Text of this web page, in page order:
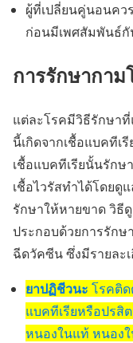
ผู้ที่เปลี่ยนคู่นอนคว
ก่อนมีเพศสัมพันธ์
การรักษากาม
แต่ละโรคมีวิธีรักษาที่
นี้เกิดจากเชื้อแบคทีเ
เชื้อแบคทีเรียนั้นรักษ
เชื้อไวรัสทำได้โดยดู
รักษาให้หายขาด วิธี
ประกอบด้วยการรักษ
ฉีดวัคซีน ซึ่งมีรายละ
ยาปฏิชีวนะ โรคติด
แบคทีเรียหรือปรสิ
หนองในแท้ หนอง